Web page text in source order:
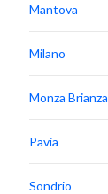
Mantova
Milano
Monza Brianza
Pavia
Sondrio